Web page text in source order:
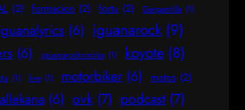
(2) formacion (2) fortu (2) Gargantilla (1)
(6) iguanarock (9)
(6) iguanarockronika (1) koyote (8)
(1) live (1) motorbiker (6) motos (2)
(6) ovk (7) podcast (7)